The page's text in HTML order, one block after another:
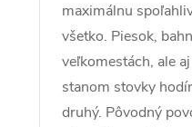
maximálnu
všetko. Piesok,
veľkomestách, ale
stanom stovky
druhý. Pôvodný